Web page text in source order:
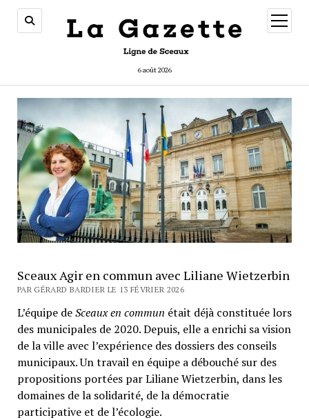
6 août 2026
ouvrir
menu
Sceaux Agir en commun avec Liliane Wietzerbin
PAR GÉRARD BARDIER LE 13 FÉVRIER 2026
L’équipe deSceaux en commun était déjà constituée lors
des municipales de 2020. Depuis, elle a enrichi sa vision
de la ville avec l’expérience des dossiers des conseils
municipaux. Un travail en équipe a débouché sur des
propositions portées par Liliane Wietzerbin, dans les
domaines de la solidarité, de la démocratie
participative et de l’écologie.